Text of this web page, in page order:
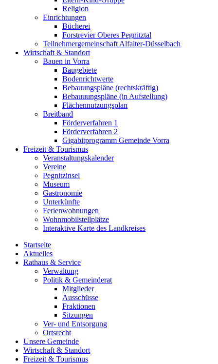
Religion
Einrichtungen
Bücherei
Forstrevier Oberes Pegnitztal
Teilnehmergemeinschaft Alfalter-Düsselbach
Wirtschaft & Standort
Bauen in Vorra
Baugebiete
Bodenrichtwerte
Bebauungspläne (rechtskräftig)
Bebauuungspläne (in Aufstellung)
Flächennutzungsplan
Breitband
Förderverfahren 1
Förderverfahren 2
Gigabitprogramm Gemeinde Vorra
Freizeit & Tourismus
Veranstaltungskalender
Vereine
Pegnitzinsel
Museum
Gastronomie
Unterkünfte
Ferienwohnungen
Wohnmobilstellplätze
Interaktive Karte des Landkreises
Startseite
Aktuelles
Rathaus & Service
Verwaltung
Politik & Gemeinderat
Mitglieder
Ausschüsse
Fraktionen
Sitzungen
Ver- und Entsorgung
Ortsrecht
Unsere Gemeinde
Wirtschaft & Standort
Freizeit & Tourismus